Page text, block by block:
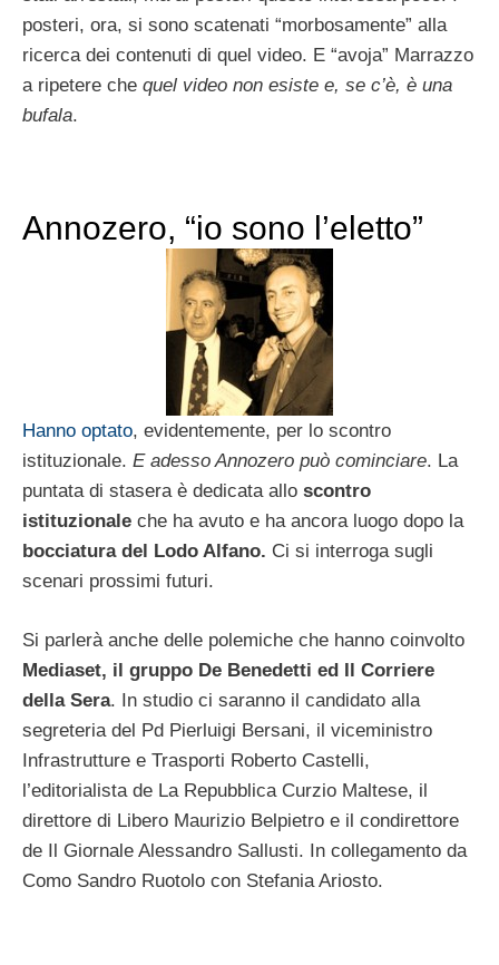
posteri, ora, si sono scatenati “morbosamente” alla
ricerca dei contenuti di quel video. E “avoja” Marrazzo
a ripetere che quel video non esiste e, se c’è, è una
bufala.
Annozero, “io sono l’eletto”
Hanno optato, evidentemente, per lo scontro
istituzionale. E adesso Annozero può cominciare. La
puntata di stasera è dedicata allo scontro
istituzionale che ha avuto e ha ancora luogo dopo la
bocciatura del Lodo Alfano. Ci si interroga sugli
scenari prossimi futuri.
Si parlerà anche delle polemiche che hanno coinvolto
Mediaset, il gruppo De Benedetti ed Il Corriere
della Sera. In studio ci saranno il candidato alla
segreteria del Pd Pierluigi Bersani, il viceministro
Infrastrutture e Trasporti Roberto Castelli,
l’editorialista de La Repubblica Curzio Maltese, il
direttore di Libero Maurizio Belpietro e il condirettore
de Il Giornale Alessandro Sallusti. In collegamento da
Como Sandro Ruotolo con Stefania Ariosto.